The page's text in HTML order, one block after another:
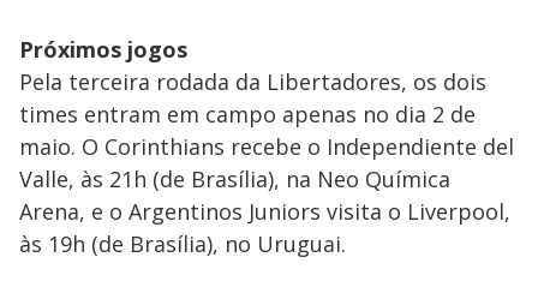
Próximos jogos
Pela terceira rodada da Libertadores, os dois
times entram em campo apenas no dia 2 de
maio. O Corinthians recebe o Independiente del
Valle, às 21h (de Brasília), na Neo Química
Arena, e o Argentinos Juniors visita o Liverpool,
às 19h (de Brasília), no Uruguai.